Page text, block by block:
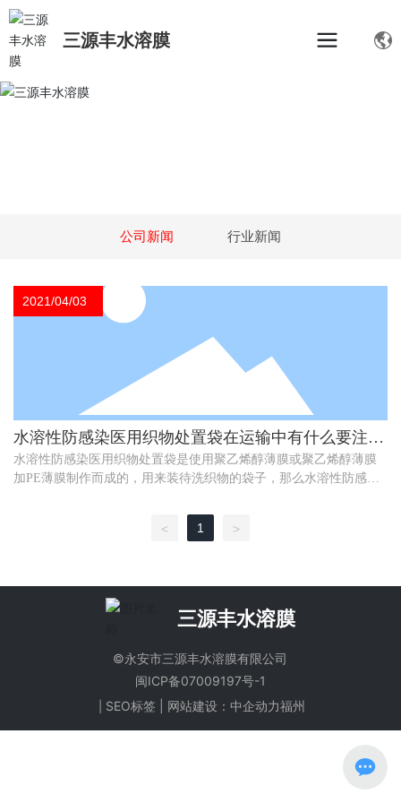
三源丰水溶膜
公司新闻 行业新闻
2021/04/03
水溶性防感染医用织物处置袋在运输中有什么要注意
的？
水溶性防感染医用织物处置袋是使用聚乙烯醇薄膜或聚乙烯醇薄膜
加PE薄膜制作而成的，用来装待洗织物的袋子，那么水溶性防感染
< 1 >
三源丰水溶膜
©永安市三源丰水溶膜有限公司
闽ICP备07009197号-1
SEO标签 网站建设：中企动力福州